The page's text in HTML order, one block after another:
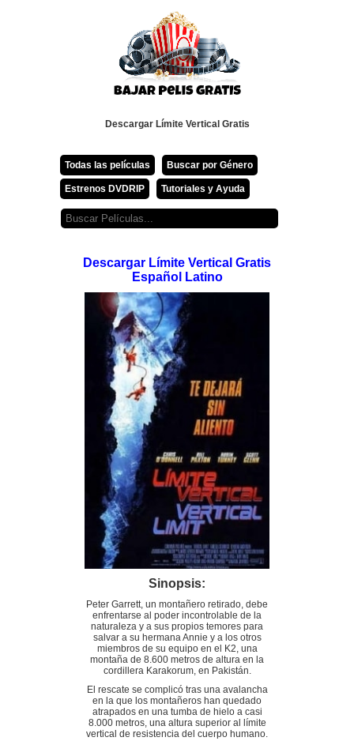
Descargar Límite Vertical Gratis
Todas las películas Buscar por Género
Estrenos DVDRIP Tutoriales y Ayuda
Descargar Límite Vertical Gratis
Español Latino
Sinopsis:
Peter Garrett, un montañero retirado, debe
enfrentarse al poder incontrolable de la
naturaleza y a sus propios temores para
salvar a su hermana Annie y a los otros
miembros de su equipo en el K2, una
montaña de 8.600 metros de altura en la
cordillera Karakorum, en Pakistán.
El rescate se complicó tras una avalancha
en la que los montañeros han quedado
atrapados en una tumba de hielo a casi
8.000 metros, una altura superior al límite
vertical de resistencia del cuerpo humano.